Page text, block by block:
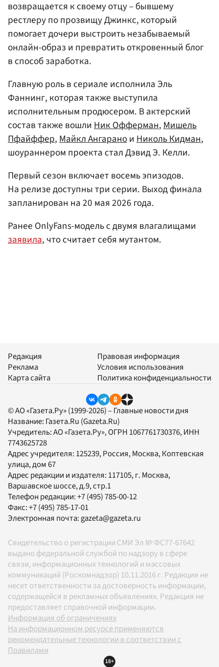
возвращается к своему отцу – бывшему
рестлеру по прозвищу Джинкс, который
помогает дочери выстроить незабываемый
онлайн-образ и превратить откровенный блог
в способ заработка.
Главную роль в сериале исполнила Эль
Фаннинг, которая также выступила
исполнительным продюсером. В актерский
состав также вошлиНик Офферман,Мишель
Пфайффер,Майкл АнгараноиНиколь Кидман,
шоураннером проекта стал Дэвид Э. Келли.
Первый сезон включает восемь эпизодов.
На релизе доступны три серии. Выход финала
запланирован на 20 мая 2026 года.
Ранее OnlyFans-модель с двумя влагалищами
заявила, что считает себя мутантом.
Редакция
Реклама
Карта сайта
Правовая информация
Условия использования
Политика конфиденциальности
© АО «Газета.Ру» (1999-2026) – Главные новости дня
Название: Газета.Ru (Gazeta.Ru)
Учредитель:АО «Газета.Ру», ОГРН 1067761730376, ИНН
7743625728
Адрес учредителя: 125239, Россия, Москва, Коптевская
улица, дом 67
Адрес редакции и издателя: 117105, г. Москва,
Варшавское шоссе, д.9, стр.1
Телефон редакции:+7 (495) 785-00-12
Факс:+7 (495) 785-17-01
Электронная почта: gazeta@gazeta.ru
Свидетельство о регистрации СМИ Эл № ФС77-67642
выдано федеральной службой по надзору в сфере
связи, информационных технологий и массовых
коммуникаций (Роскомнадзор) 10.11.2016 г. Редакция не
несет ответственности за достоверность информации,
содержащейся в рекламных объявлениях. Редакция не
предоставляет справочной информации.
Информация об ограничениях
На информационном ресурсе применяются
рекомендательные технологии в соответствии с
Правилами
18+